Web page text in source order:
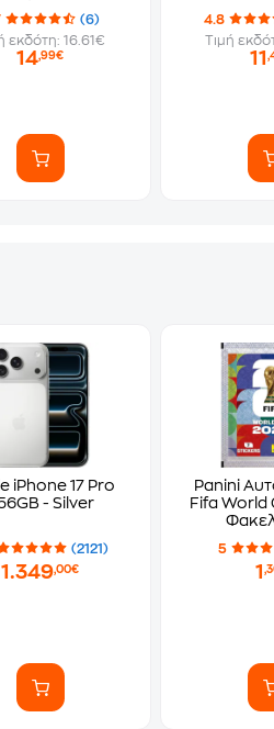
(6)
εκδότη: 16.61€
14,99€
4.8
Τιμή
11
iPhone 17 Pro
- Silver
(2121)
1.349,00€
Panini
Fifa World
5
1